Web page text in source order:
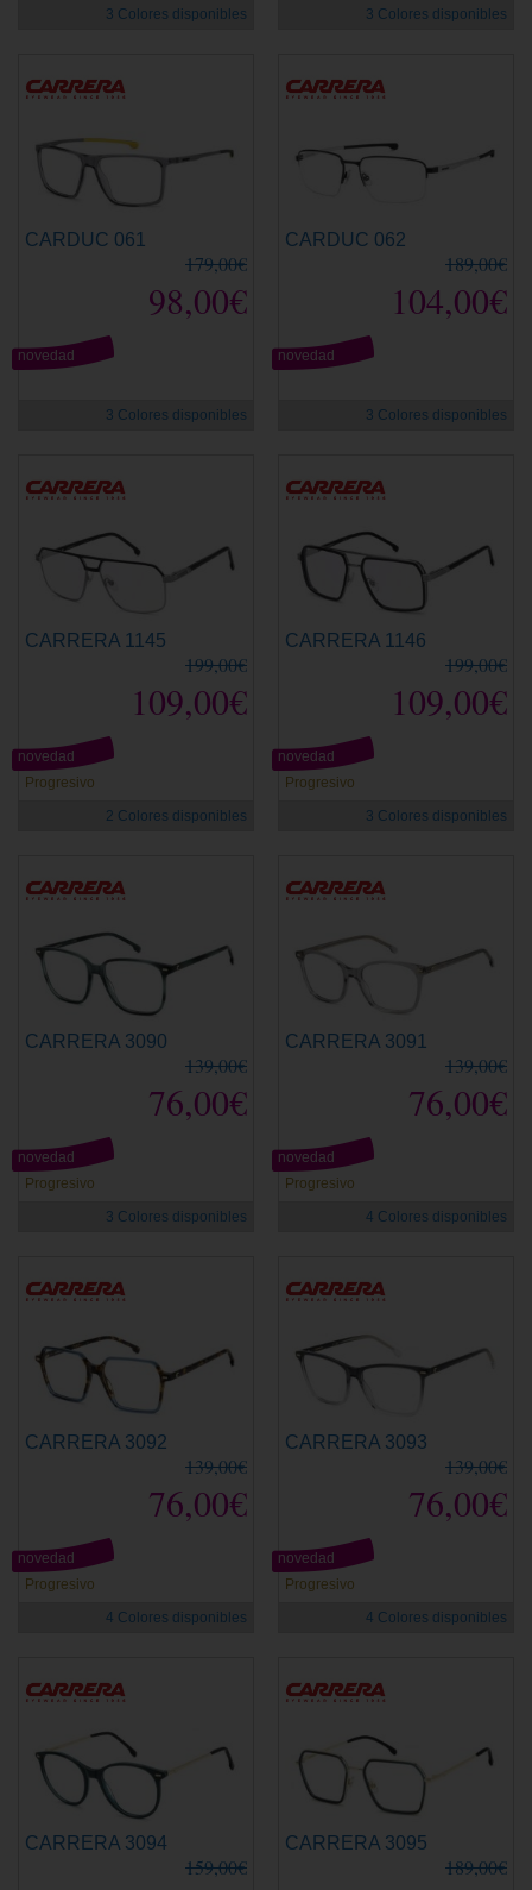
3 Colores disponibles 3 Colores disponibles
CARDUC 061
179,00€
98,00€
novedad
3 Colores disponibles
CARDUC 062
189,00€
104,00€
novedad
3 Colores disponibles
CARRERA 1145
199,00€
109,00€
Progresivo
novedad
2 Colores disponibles
CARRERA 1146
199,00€
109,00€
Progresivo
novedad
3 Colores disponibles
CARRERA 3090
139,00€
76,00€
Progresivo
novedad
3 Colores disponibles
CARRERA 3091
139,00€
76,00€
Progresivo
novedad
4 Colores disponibles
CARRERA 3092
139,00€
76,00€
Progresivo
novedad
4 Colores disponibles
CARRERA 3093
139,00€
76,00€
Progresivo
novedad
4 Colores disponibles
CARRERA 3094
159,00€
CARRERA 3095
189,00€